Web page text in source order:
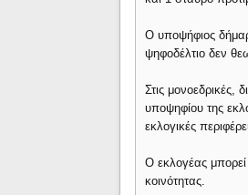
Ο υποψήφιος
ψηφοδέλτιο δεν
Στις μονοεδρικές,
υποψηφίου της
εκλογικές
Ο εκλογέας
κοινότητας.